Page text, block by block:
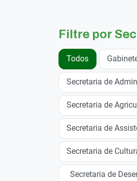
Filtre por
Todos
Secretaria de
Secretaria de
Secretaria de
Secretaria de
Secretaria de